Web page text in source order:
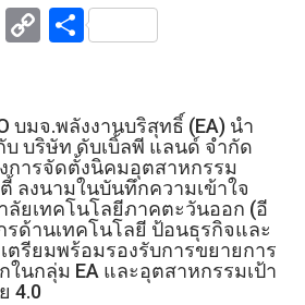
Li C
y
Li
n
k
S
e
บมจ.พลังงานบริสุทธิ์ (EA) นำ
บริษัท ดับเบิ้ลพี แลนด์ จำกัด
การจัดตั้งนิคมอุตสาหกรรม
ลงนามในบันทึกความเข้าใจ
ลัยเทคโนโลยีภาคตะวันออก (อี
รด้านเทคโนโลยี ป้อนธุรกิจและ
ตรียมพร้อมรองรับการขยายการ
นกลุ่ม EA และอุตสาหกรรมเป้า
4.0